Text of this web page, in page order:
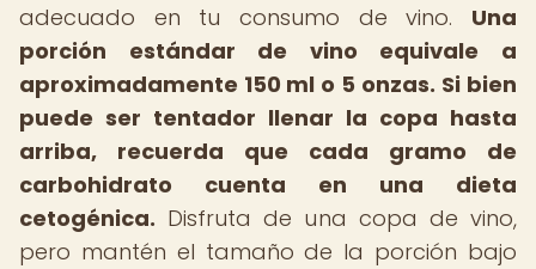
adecuado en tu consumo de vino. Una
porción estándar de vino equivale a
aproximadamente 150 ml o 5 onzas. Si bien
puede ser tentador llenar la copa hasta
arriba, recuerda que cada gramo de
carbohidrato cuenta en una dieta
cetogénica. Disfruta de una copa de vino,
pero mantén el tamaño de la porción bajo